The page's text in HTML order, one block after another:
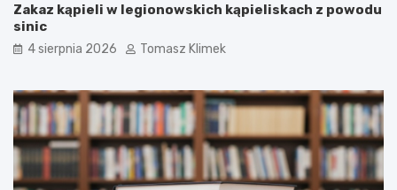
Zakaz kąpieli w legionowskich kąpieliskach z powodu
sinic
4 sierpnia 2026 Tomasz Klimek